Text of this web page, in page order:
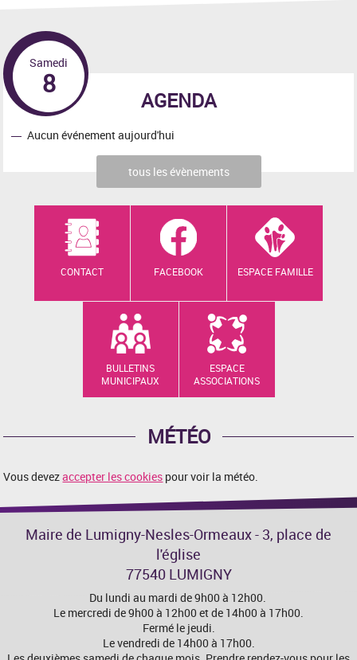
AGENDA
Samedi
8
Aucun événement aujourd'hui
tous les évènements
CONTACT FACEBOOK ESPACE FAMILLE
BULLETINS
MUNICIPAUX
ESPACE
ASSOCIATIONS
MÉTÉO
Vous devezaccepter les cookies pour voir la météo.
Maire de Lumigny-Nesles-Ormeaux - 3, place de
l'église
77540 LUMIGNY
Du lundi au mardi de 9h00 à 12h00.
Le mercredi de 9h00 à 12h00 et de 14h00 à 17h00.
Fermé le jeudi.
Le vendredi de 14h00 à 17h00.